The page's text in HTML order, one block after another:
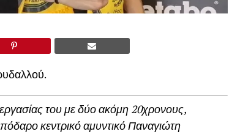
του με δύο ακόμη 20χρονους,
κεντρικό αμυντικό Παναγιώτη